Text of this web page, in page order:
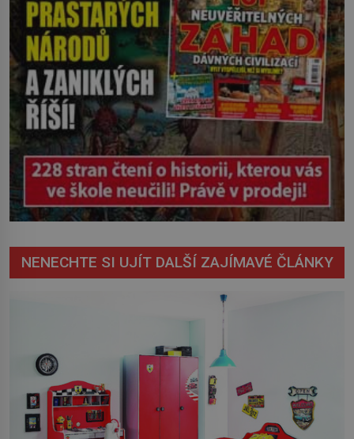
NENECHTE SI UJÍT DALŠÍ ZAJÍMAVÉ ČLÁNKY